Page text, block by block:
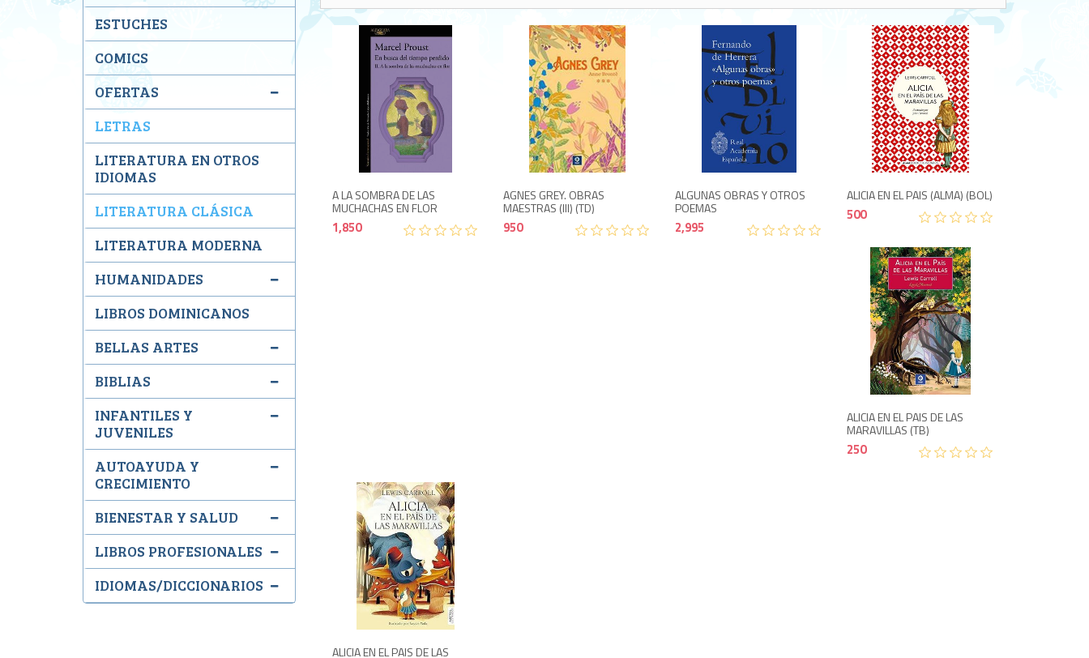
A LA SOMBRA DE LAS
MUCHACHAS EN FLOR
1,850
AGNES GREY. OBRAS
MAESTRAS (III) (TD)
950
2,995
ALGUNAS OBRAS Y OTROS
POEMAS
2,995
ALICIA EN EL PAIS (ALMA) (BOL)
500
ALICIA EN EL PAIS DE LAS
MARAVILLAS (TB)
250
ALICIA EN EL PAIS DE LAS
ESTUCHES
COMICS
OFERTAS
LETRAS
LITERATURA EN OTROS
IDIOMAS
LITERATURA CLÁSICA
LITERATURA MODERNA
HUMANIDADES
LIBROS DOMINICANOS
BELLAS ARTES
BIBLIAS
INFANTILES Y
JUVENILES
AUTOAYUDA Y
CRECIMIENTO
BIENESTAR Y SALUD
LIBROS PROFESIONALES
IDIOMAS/DICCIONARIOS